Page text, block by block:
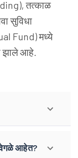
तत्काळ
सुविधा
Fund) मध्ये
झाले आहे.
वेगळे आहेत?